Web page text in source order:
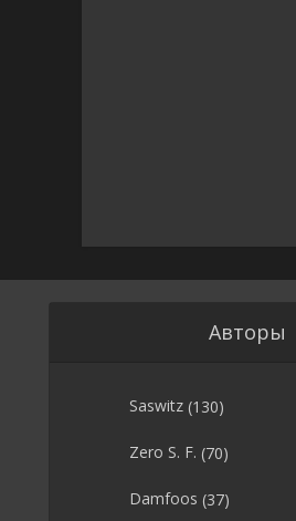
Авторы
Saswitz (130)
Zero S. F. (70)
Damfoos (37)